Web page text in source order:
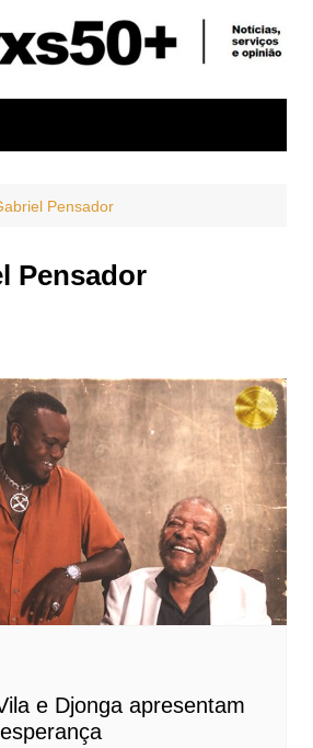
Pensador
Pensador
e Djonga apresentam